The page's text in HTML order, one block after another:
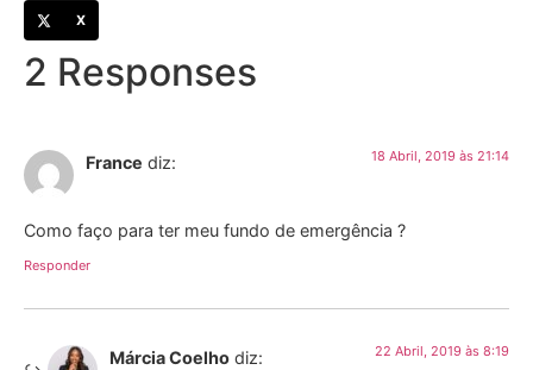
X
2 Responses
France diz: 18 Abril, 2019 às 21:14
Como faço para ter meu fundo de emergência ?
Responder
Márcia Coelho diz: 22 Abril, 2019 às 8:19